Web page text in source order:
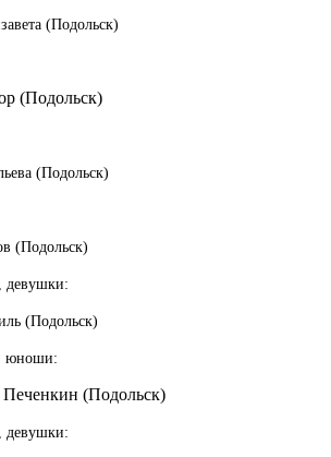
(Подольск)
(Подольск)
(Подольск)
(Подольск)
девушки:
(Подольск)
юноши:
(Подольск)
девушки: